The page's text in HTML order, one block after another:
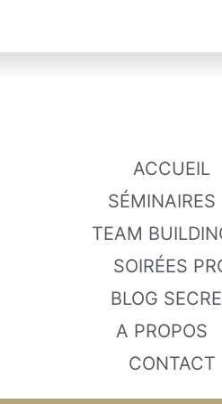
ACCUEIL
SÉMINAIRES
TEAM
SOIRÉES
BLOG
A PROPOS
CONTACT